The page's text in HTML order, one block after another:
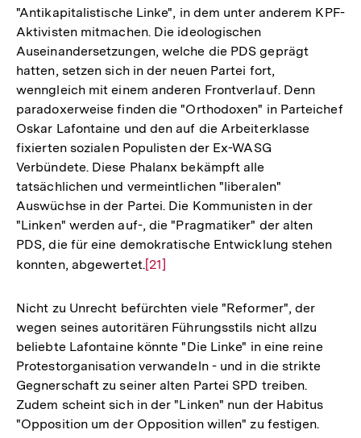
"Antikapitalistische Linke", in dem unter anderem KPF-
Aktivisten mitmachen. Die ideologischen
Auseinandersetzungen, welche die PDS geprägt
hatten, setzen sich in der neuen Partei fort,
wenngleich mit einem anderen Frontverlauf. Denn
paradoxerweise finden die "Orthodoxen" in Parteichef
Oskar Lafontaine und den auf die Arbeiterklasse
fixierten sozialen Populisten der Ex-WASG
Verbündete. Diese Phalanx bekämpft alle
tatsächlichen und vermeintlichen "liberalen"
Auswüchse in der Partei. Die Kommunisten in der
"Linken" werden auf-, die "Pragmatiker" der alten
PDS, die für eine demokratische Entwicklung stehen
konnten, abgewertet.Zur
der
Fußnote
[21]
Nicht zu Unrecht befürchten viele "Reformer", der
wegen seines autoritären Führungsstils nicht allzu
beliebte Lafontaine könnte "Die Linke" in eine reine
Protestorganisation verwandeln - und in die strikte
Gegnerschaft zu seiner alten Partei SPD treiben.
Zudem scheint sich in der "Linken" nun der Habitus
"Opposition um der Opposition willen" zu festigen.